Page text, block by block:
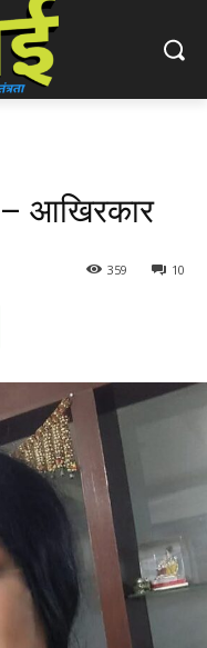
– आखिरकार
10
359